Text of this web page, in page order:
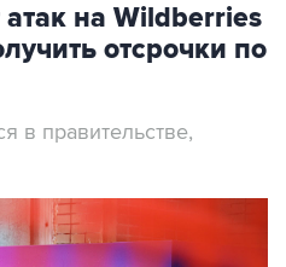
на Wildberries
отсрочки по
в правительстве,